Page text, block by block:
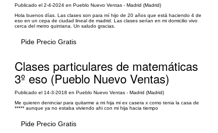
Publicado el 2-4-2024 en Pueblo Nuevo Ventas - Madrid (Madrid)
Hola buenos días. Las clases son para mí hijo de 20 años que está haciendo 4 de
eso en un cepa de ciudad lineal de madrid. Las clases serían en mi domicilio vivo
cerca del metro quintana. Un saludo gracias.
Pide Precio Gratis
Clases particulares de matemáticas
3º eso (Pueblo Nuevo Ventas)
Publicado el 14-3-2018 en Pueblo Nuevo Ventas - Madrid (Madrid)
Me quieren deninciar para quitarme a mi hija mi ex casera x como tenia la casa de
***** aunque ya no estaba viviendo ahi con mi hija hacia tiempo
Pide Precio Gratis